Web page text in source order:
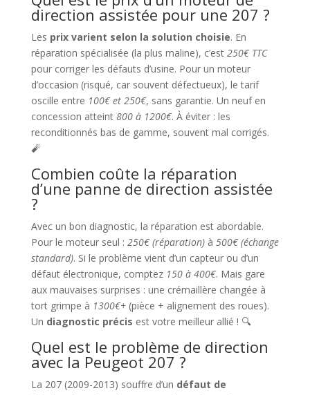
direction assistée pour une 207 ?
Les prix varient selon la solution choisie. En
réparation spécialisée (la plus maline), c’est 250€ TTC
pour corriger les défauts d’usine. Pour un moteur
d’occasion (risqué, car souvent défectueux), le tarif
oscille entre 100€ et 250€, sans garantie. Un neuf en
concession atteint 800 à 1200€. À éviter : les
reconditionnés bas de gamme, souvent mal corrigés.
🧨
Combien coûte la réparation
d’une panne de direction assistée
?
Avec un bon diagnostic, la réparation est abordable.
Pour le moteur seul : 250€ (réparation)à 500€ (échange
standard). Si le problème vient d’un capteur ou d’un
défaut électronique, comptez 150 à 400€. Mais gare
aux mauvaises surprises : une crémaillère changée à
tort grimpe à 1300€+(pièce + alignement des roues).
Un diagnostic précis est votre meilleur allié ! 🔍
Quel est le problème de direction
avec la Peugeot 207 ?
La 207 (2009-2013) souffre d’un défaut de